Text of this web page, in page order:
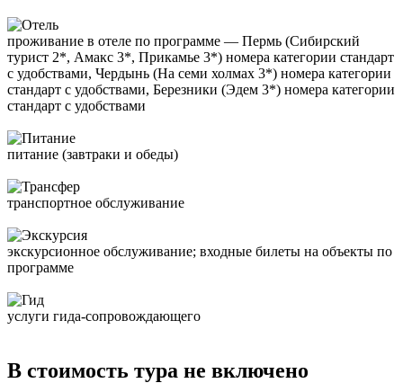
проживание в отеле по программе — Пермь (Сибирский
турист 2*, Амакс 3*, Прикамье 3*) номера категории стандарт
с удобствами, Чердынь (На семи холмах 3*) номера категории
стандарт с удобствами, Березники (Эдем 3*) номера категории
стандарт с удобствами
питание (завтраки и обеды)
транспортное обслуживание
экскурсионное обслуживание; входные билеты на объекты по
программе
услуги гида-сопровождающего
В стоимость тура не включено